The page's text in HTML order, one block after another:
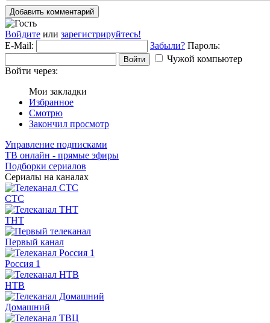
Добавить комментарий
Войдите или зарегистрируйтесь!
E-Mail:
Забыли? Пароль:
Войти
Чужой компьютер
Войти через:
Мои закладки
Избранное
Смотрю
Закончил просмотр
Управление подписками
ТВ онлайн - прямые эфиры
Подборки сериалов
Сериалы на каналах
СТС
ТНТ
Первый канал
Россия 1
НТВ
Домашний